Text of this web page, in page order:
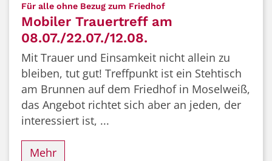
Für alle ohne Bezug zum Friedhof:
Mobiler Trauertreff am
08.07./22.07./12.08.
Mit Trauer und Einsamkeit nicht allein zu
bleiben, tut gut! Treffpunkt ist ein Stehtisch
am Brunnen auf dem Friedhof in Moselweiß,
das Angebot richtet sich aber an jeden, der
interessiert ist, ...
Mehr